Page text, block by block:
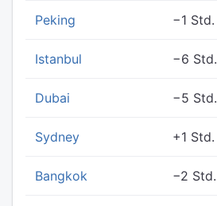
Peking −1 Std.
Istanbul −6 Std.
Dubai −5 Std.
Sydney +1 Std.
Bangkok −2 Std.